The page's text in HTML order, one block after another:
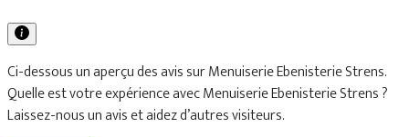
Ci-dessous un aperçu des avis sur Menuiserie Ebenisterie Strens.
Quelle est votre expérience avec Menuiserie Ebenisterie Strens ?
Laissez-nous un avis et aidez d’autres visiteurs.